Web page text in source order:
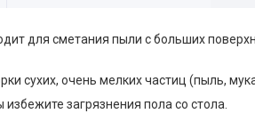
для сметания пыли с больших
сухих, очень мелких частиц (пыль,
загрязнения пола со стола.